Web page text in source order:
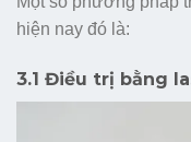
hiện nay đó là:
3.1 Điều trị bằng